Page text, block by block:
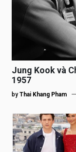
Jung Kook và
1957
by Thai Khang Pham